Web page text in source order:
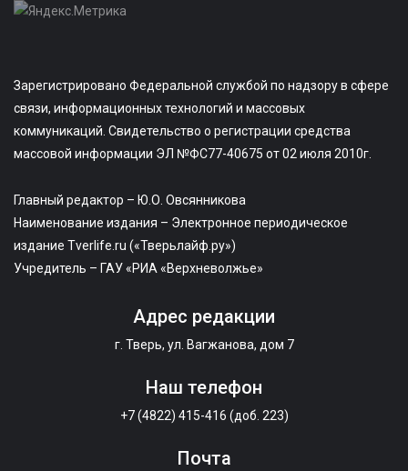
Зарегистрировано Федеральной службой по надзору в сфере
связи, информационных технологий и массовых
коммуникаций. Свидетельство о регистрации средства
массовой информации ЭЛ №ФС77-40675 от 02 июля 2010г.
Главный редактор – Ю.О. Овсянникова
Наименование издания – Электронное периодическое
издание Tverlife.ru («Тверьлайф.ру»)
Учредитель – ГАУ «РИА «Верхневолжье»
Адрес редакции
г. Тверь, ул. Вагжанова, дом 7
Наш телефон
+7 (4822) 415-416 (доб. 223)
Почта